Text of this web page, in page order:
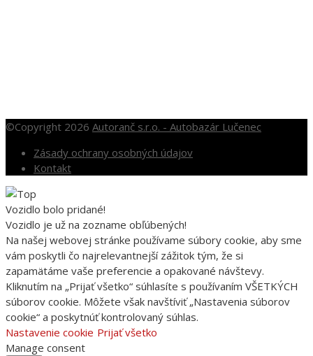
©Copyright 2026 Autoranč s.r.o. - Autobazár Lučenec
Zásady ochrany osobných údajov
Kontakt
Vozidlo bolo pridané!
Vozidlo je už na zozname obľúbených!
Na našej webovej stránke používame súbory cookie, aby sme
vám poskytli čo najrelevantnejší zážitok tým, že si
zapamätáme vaše preferencie a opakované návštevy.
Kliknutím na „Prijať všetko“ súhlasíte s používaním VŠETKÝCH
súborov cookie. Môžete však navštíviť „Nastavenia súborov
cookie“ a poskytnúť kontrolovaný súhlas.
Nastavenie cookie Prijať všetko
Manage consent